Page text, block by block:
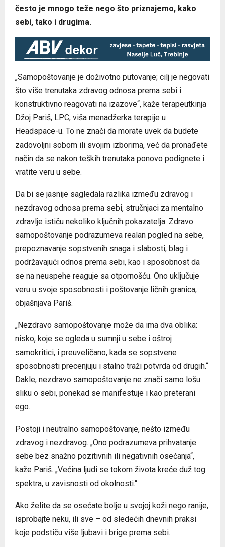
često je mnogo teže nego što priznajemo, kako
sebi, tako i drugima.
„Samopoštovanje je doživotno putovanje; cilj je negovati
što više trenutaka zdravog odnosa prema sebi i
konstruktivno reagovati na izazove“, kaže terapeutkinja
Džoj Pariš, LPC, viša menadžerka terapije u
Headspace-u. To ne znači da morate uvek da budete
zadovoljni sobom ili svojim izborima, već da pronađete
način da se nakon teških trenutaka ponovo podignete i
vratite veru u sebe.
Da bi se jasnije sagledala razlika između zdravog i
nezdravog odnosa prema sebi, stručnjaci za mentalno
zdravlje ističu nekoliko ključnih pokazatelja. Zdravo
samopoštovanje podrazumeva realan pogled na sebe,
prepoznavanje sopstvenih snaga i slabosti, blag i
podržavajući odnos prema sebi, kao i sposobnost da
se na neuspehe reaguje sa otpornošću. Ono uključuje
veru u svoje sposobnosti i poštovanje ličnih granica,
objašnjava Pariš.
„Nezdravo samopoštovanje može da ima dva oblika:
nisko, koje se ogleda u sumnji u sebe i oštroj
samokritici, i preuveličano, kada se sopstvene
sposobnosti precenjuju i stalno traži potvrda od drugih.“
Dakle, nezdravo samopoštovanje ne znači samo lošu
sliku o sebi, ponekad se manifestuje i kao preterani
ego.
Postoji i neutralno samopoštovanje, nešto između
zdravog i nezdravog. „Ono podrazumeva prihvatanje
sebe bez snažno pozitivnih ili negativnih osećanja“,
kaže Pariš. „Većina ljudi se tokom života kreće duž tog
spektra, u zavisnosti od okolnosti.“
Ako želite da se osećate bolje u svojoj koži nego ranije,
isprobajte neku, ili sve – od sledećih dnevnih praksi
koje podstiču više ljubavi i brige prema sebi.